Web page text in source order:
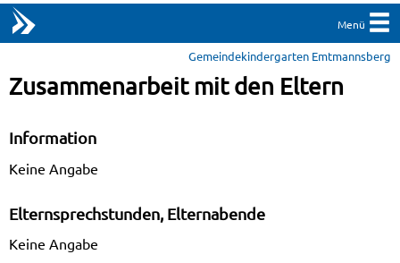
Menü
Gemeindekindergarten Emtmannsberg
Zusammenarbeit mit den Eltern
Information
Keine Angabe
Elternsprechstunden, Elternabende
Keine Angabe